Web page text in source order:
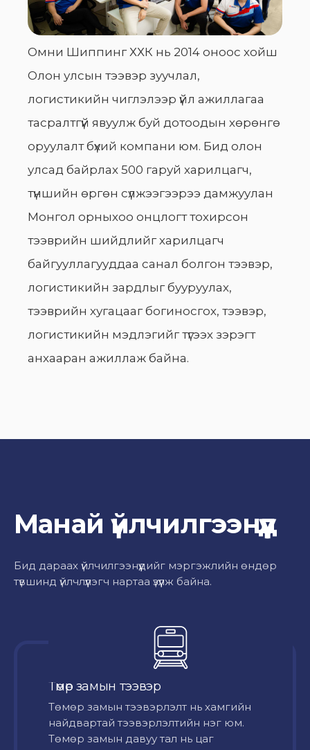
Омни Шиппинг ХХК нь 2014 оноос хойш
Олон улсын тээвэр зуучлал,
логистикийн чиглэлээр үйл ажиллагаа
тасралтгүй явуулж буй дотоодын хөрөнгө
оруулалт бүхий компани юм. Бид олон
улсад байрлах 500 гаруй харилцагч,
түншийн өргөн сүлжээгээрээ дамжуулан
Монгол орныхоо онцлогт тохирсон
тээврийн шийдлийг харилцагч
байгууллагууддаа санал болгон тээвэр,
логистикийн зардлыг бууруулах,
тээврийн хугацааг богиносгох, тээвэр,
логистикийн мэдлэгийг түгээх зэрэгт
анхааран ажиллаж байна.
Манай үйлчилгээнүүд
Бид дараах үйлчилгээнүүдийг мэргэжлийн өндөр
түвшинд үйлчлүүлэгч нартаа үзүүлж байна.
Төмөр замын тээвэр
Төмөр замын тээвэрлэлт нь хамгийн
найдвартай тээвэрлэлтийн нэг юм.
Төмөр замын давуу тал нь цаг